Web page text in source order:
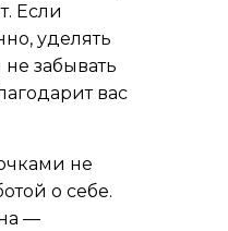
Если
уделять
забывать
вас
не
о себе.
—